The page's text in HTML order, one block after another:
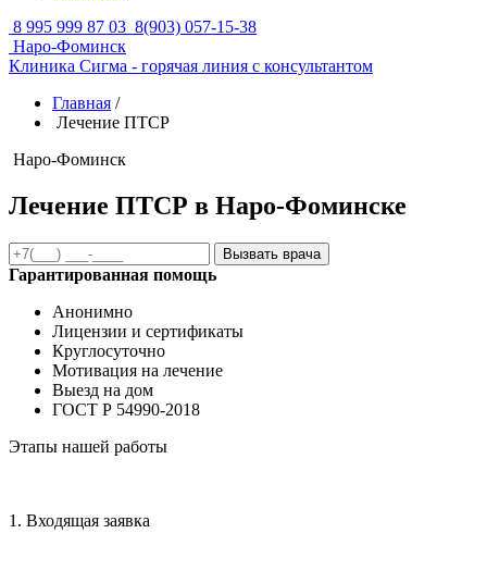
8 995 999 87 03 8(903) 057-15-38
Наро-Фоминск
Клиника Сигма - горячая линия с консультантом
Главная /
Лечение ПТСР
Наро-Фоминск
Лечение ПТСР в Наро-Фоминске
Вызвать врача
Гарантированная помощь
Анонимно
Лицензии и сертификаты
Круглосуточно
Мотивация на лечение
Выезд на дом
ГОСТ Р 54990-2018
Этапы нашей работы
1. Входящая заявка